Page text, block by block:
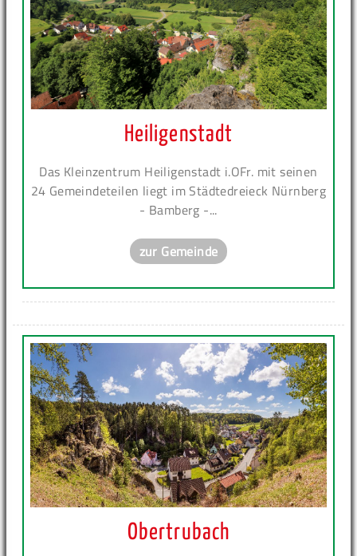
Heiligenstadt
Das Kleinzentrum Heiligenstadt i.OFr. mit seinen
24 Gemeindeteilen liegt im Städtedreieck Nürnberg
- Bamberg -...
zur Gemeinde
Obertrubach